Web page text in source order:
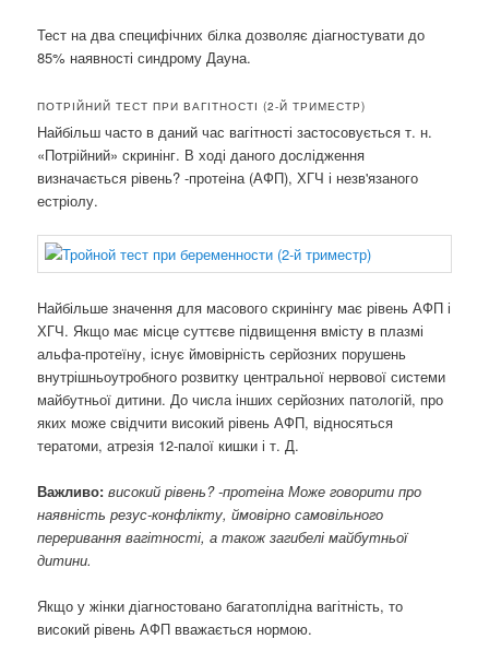
Тест на два специфічних білка дозволяє діагностувати до
85% наявності синдрому Дауна.
ПОТРІЙНИЙ ТЕСТ ПРИ ВАГІТНОСТІ (2-Й ТРИМЕСТР)
Найбільш часто в даний час вагітності застосовується т. н.
«Потрійний» скринінг. В ході даного дослідження
визначається рівень? -протеіна (АФП), ХГЧ і незв'язаного
естріолу.
Найбільше значення для масового скринінгу має рівень АФП і
ХГЧ. Якщо має місце суттєве підвищення вмісту в плазмі
альфа-протеїну, існує ймовірність серйозних порушень
внутрішньоутробного розвитку центральної нервової системи
майбутньої дитини. До числа інших серйозних патологій, про
яких може свідчити високий рівень АФП, відносяться
тератоми, атрезія 12-палої кишки і т. Д.
Важливо:високий рівень? -протеіна Може говорити про
наявність резус-конфлікту, ймовірно самовільного
переривання вагітності, а також загибелі майбутньої
дитини.
Якщо у жінки діагностовано багатоплідна вагітність, то
високий рівень АФП вважається нормою.